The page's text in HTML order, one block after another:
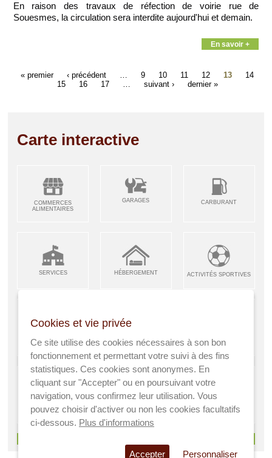
En raison des travaux de réfection de voirie rue de
Souesmes, la circulation sera interdite aujourd'hui et demain.
En savoir +
« premier ‹ précédent 9 10 11 12 13
14
15
16 17 suivant › dernier »
Carte interactive
COMMERCES
ALIMENTAIRES
GARAGES CARBURANT
SERVICES HÉBERGEMENT ACTIVITÉS SPORTIVES
ARTISANS &
INDUSTRIES
RESTAURANTS CAFÉS ENFANCE JEUNESSE
A VISITER SANTÉ AGRICULTEURS
Cookies et vie privée
Ce site utilise des cookies nécessaires à son bon
fonctionnement et permettant votre suivi à des fins
statistiques. Ces cookies sont anonymes. En
cliquant sur "Accepter" ou en poursuivant votre
navigation, vous confirmez leur utilisation. Vous
pouvez choisir d'activer ou non les cookies facultatifs
ci-dessous. Plus d'informations
Accepter Personnaliser